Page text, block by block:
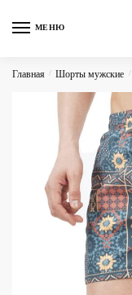
МЕНЮ
Главная / Шорты мужские /